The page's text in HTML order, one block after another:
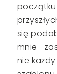
się
mnie
nie